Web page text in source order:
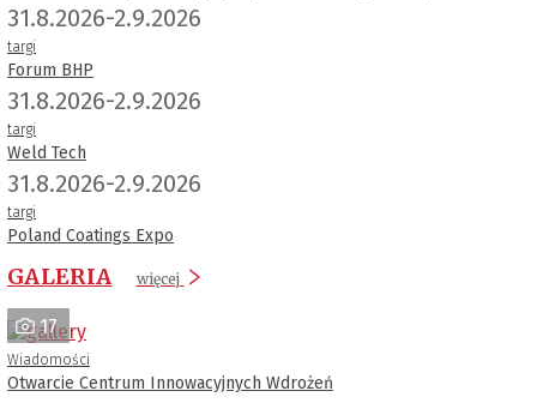
31.8.2026-2.9.2026
targi
Forum BHP
31.8.2026-2.9.2026
targi
Weld Tech
31.8.2026-2.9.2026
targi
Poland Coatings Expo
GALERIA więcej
17
Wiadomości
Otwarcie Centrum Innowacyjnych Wdrożeń